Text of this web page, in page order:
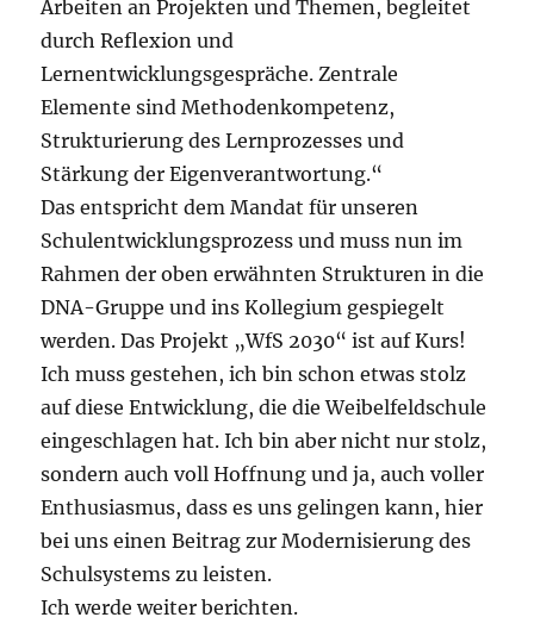
Arbeiten an Projekten und Themen, begleitet
durch Reflexion und
Lernentwicklungsgespräche. Zentrale
Elemente sind Methodenkompetenz,
Strukturierung des Lernprozesses und
Stärkung der Eigenverantwortung.“
Das entspricht dem Mandat für unseren
Schulentwicklungsprozess und muss nun im
Rahmen der oben erwähnten Strukturen in die
DNA-Gruppe und ins Kollegium gespiegelt
werden. Das Projekt „WfS 2030“ ist auf Kurs!
Ich muss gestehen, ich bin schon etwas stolz
auf diese Entwicklung, die die Weibelfeldschule
eingeschlagen hat. Ich bin aber nicht nur stolz,
sondern auch voll Hoffnung und ja, auch voller
Enthusiasmus, dass es uns gelingen kann, hier
bei uns einen Beitrag zur Modernisierung des
Schulsystems zu leisten.
Ich werde weiter berichten.